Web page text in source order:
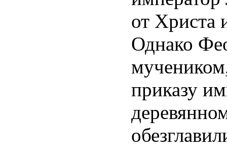
от Христа
Однако
приказу